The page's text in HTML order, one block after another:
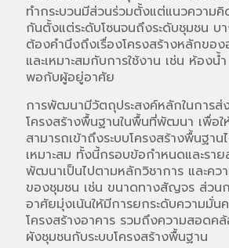
ทำกระบวนมีส่วนร่วมตั้งแต่แนวความ
กันตั้งแต่ระดับโซนจนถึงระดับชุมชน บ
ต้องคำนึงถึงเรื่องโครงสร้างหลักของ
และเหมาะสมกับการใช้งาน เช่น ห้อง
พอกับผู้อยู่อาศัย
การพัฒนามีวัตถุประสงค์หลักในการส่ง
โครงสร้างพื้นฐานในพื้นที่พัฒนา เพื่อใ
สามารถเข้าถึงระบบโครงสร้างพื้นฐา
เหมาะสม ทั้งนี้กรอบข้อกำหนดและรา
พัฒนาเป็นไปตามหลักวิชาการ และคว
ของชุมชน เช่น ขนาดทางสัญจร ส่ว
อาศัยมุ่งเน้นให้มีการยกระดับความมั่น
โครงสร้างอาคาร รวมถึงความสอด
ผังชุมชนกับระบบโครงสร้างพื้นฐาน